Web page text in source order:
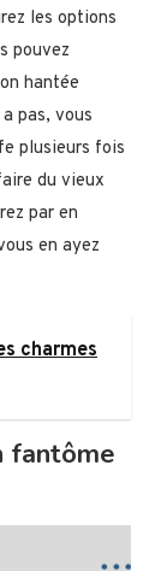
les options
pouvez
hantée
pas, vous
plusieurs fois
du vieux
par en
en ayez
charmes
fantôme